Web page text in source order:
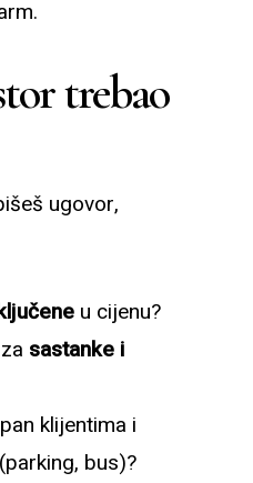
trebao
ugovor,
u cijenu?
sastanke i
klijentima i
bus)?